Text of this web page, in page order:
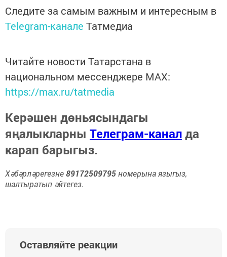
Следите за самым важным и интересным в
Telegram-канале Татмедиа
Читайте новости Татарстана в
национальном мессенджере MАХ:
https://max.ru/tatmedia
Керәшен дөньясындагы
яңалыкларны Телеграм-каналда
карап барыгыз.
Хәбәрләрегезне89172509795номерына языгыз,
шалтыратып әйтегез.
Оставляйте реакции